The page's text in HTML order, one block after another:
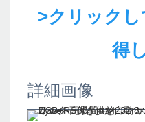
>クリック
得
詳細画像